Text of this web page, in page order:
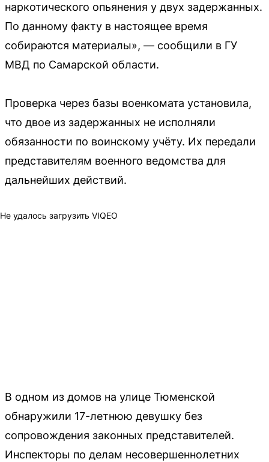
наркотического опьянения у двух задержанных.
По данному факту в настоящее время
собираются материалы», — сообщили в ГУ
МВД по Самарской области.
Проверка через базы военкомата установила,
что двое из задержанных не исполняли
обязанности по воинскому учёту. Их передали
представителям военного ведомства для
дальнейших действий.
Не удалось загрузить VIQEO
В одном из домов на улице Тюменской
обнаружили 17-летнюю девушку без
сопровождения законных представителей.
Инспекторы по делам несовершеннолетних